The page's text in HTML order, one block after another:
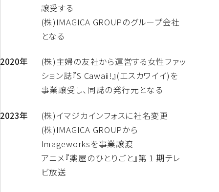
譲受する
(株)IMAGICA GROUPのグループ会社
となる
2020年
(株)主婦の友社から運営する女性ファッ
ション誌『S Cawaii!』(エスカワイイ)を
事業譲受し、同誌の発行元となる
2023年
(株)イマジカインフォスに社名変更
(株)IMAGICA GROUPから
Imageworksを事業譲渡
アニメ『薬屋のひとりごと』第 1 期テレ
ビ放送